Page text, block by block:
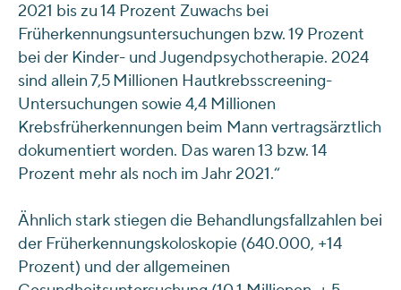
2021 bis zu 14 Prozent Zuwachs bei
Früherkennungsuntersuchungen bzw. 19 Prozent
bei der Kinder- und Jugendpsychotherapie. 2024
sind allein 7,5 Millionen Hautkrebsscreening-
Untersuchungen sowie 4,4 Millionen
Krebsfrüherkennungen beim Mann vertragsärztlich
dokumentiert worden. Das waren 13 bzw. 14
Prozent mehr als noch im Jahr 2021.“
Ähnlich stark stiegen die Behandlungsfallzahlen bei
der Früherkennungskoloskopie (640.000, +14
Prozent) und der allgemeinen